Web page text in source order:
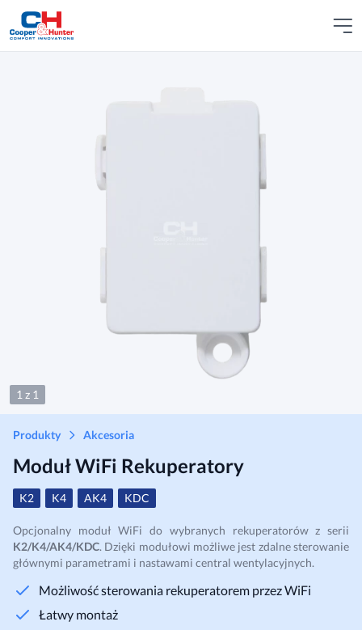
1 z 1
Produkty Akcesoria
Moduł WiFi Rekuperatory
K2 K4 AK4 KDC
Opcjonalny moduł WiFi do wybranych rekuperatorów z serii
K2/K4/AK4/KDC. Dzięki modułowi możliwe jest zdalne sterowanie
głównymi parametrami i nastawami central wentylacyjnych.
Możliwość sterowania rekuperatorem przez WiFi
Łatwy montaż